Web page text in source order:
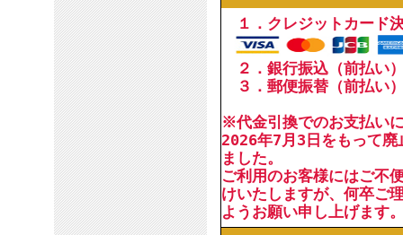
１．クレジットカード
２．銀行振込（前払い
３．郵便振替（前払い
※代金引換でのお支払い
2026年7月3日をもって廃
ました。
ご利用のお客様にはご不
けいたしますが、何卒ご
ようお願い申し上げます